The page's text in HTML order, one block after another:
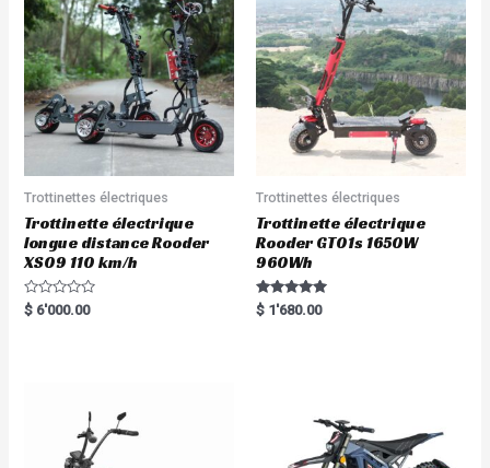
Trottinettes électriques
Trottinette électrique
longue distance Rooder
XS09 110 km/h
R
a
$ 6'000.00
Trottinettes électriques
Trottinette électrique
Rooder GT01s 1650W
960Wh
Rated
5.00
$ 1'680.00